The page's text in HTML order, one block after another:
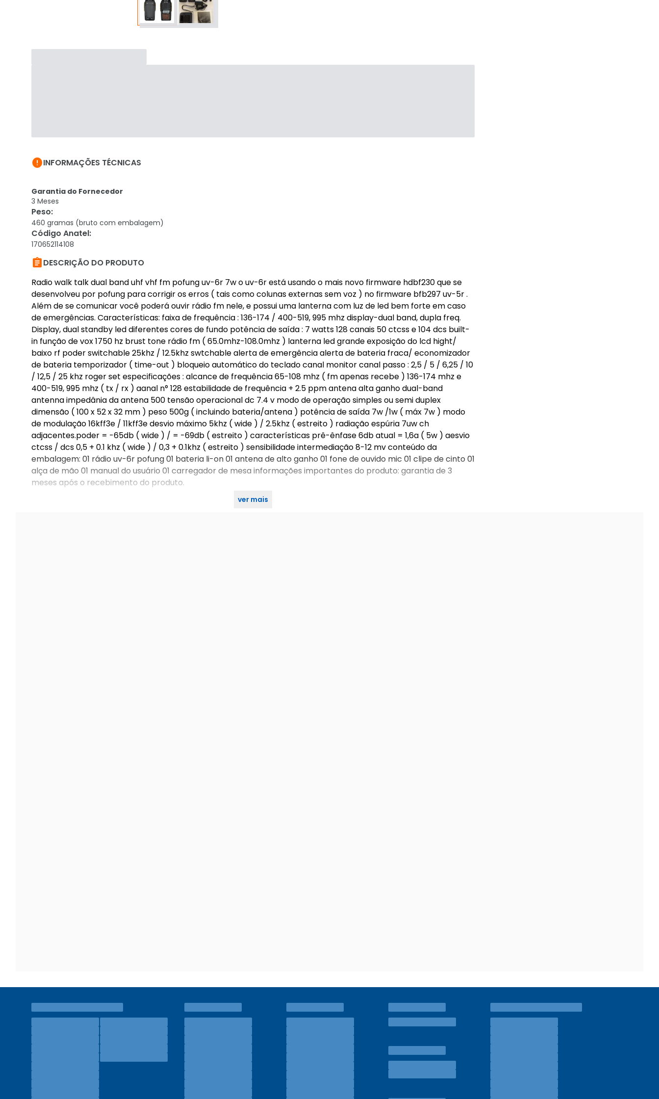
INFORMAÇÕES TÉCNICAS
Garantia do Fornecedor
3 Meses
Peso:
460 gramas (bruto com embalagem)
Código Anatel:
170652114108
DESCRIÇÃO DO PRODUTO
Radio walk talk dual band uhf vhf fm pofung uv-6r 7w o uv-6r está usando o mais novo firmware hdbf230 que se
desenvolveu por pofung para corrigir os erros ( tais como colunas externas sem voz ) no firmware bfb297 uv-5r .
Além de se comunicar você poderá ouvir rádio fm nele, e possui uma lanterna com luz de led bem forte em caso
de emergências. Características: faixa de frequência : 136-174 / 400-519, 995 mhz display-dual band, dupla freq.
Display, dual standby led diferentes cores de fundo potência de saída : 7 watts 128 canais 50 ctcss e 104 dcs built-
in função de vox 1750 hz brust tone rádio fm ( 65.0mhz-108.0mhz ) lanterna led grande exposição do lcd hight/
baixo rf poder switchable 25khz / 12.5khz swtchable alerta de emergência alerta de bateria fraca/ economizador
de bateria temporizador ( time-out ) bloqueio automático do teclado canal monitor canal passo : 2,5 / 5 / 6,25 / 10
/ 12,5 / 25 khz roger set especificações : alcance de frequência 65-108 mhz ( fm apenas recebe ) 136-174 mhz e
400-519, 995 mhz ( tx / rx ) aanal n° 128 estabilidade de frequência + 2.5 ppm antena alta ganho dual-band
antenna impedânia da antena 500 tensão operacional dc 7.4 v modo de operação simples ou semi duplex
dimensão ( 100 x 52 x 32 mm ) peso 500g ( incluindo bateria/antena ) potência de saída 7w /1w ( máx 7w ) modo
de modulação 16kff3e / 11kff3e desvio máximo 5khz ( wide ) / 2.5khz ( estreito ) radiação espúria 7uw ch
adjacentes.poder = -65db ( wide ) / = -69db ( estreito ) características prê-ênfase 6db atual = 1,6a ( 5w ) aesvio
ctcss / dcs 0,5 + 0.1 khz ( wide ) / 0,3 + 0.1khz ( estreito ) sensibilidade intermediação 8-12 mv conteúdo da
embalagem: 01 rádio uv-6r pofung 01 bateria li-on 01 antena de alto ganho 01 fone de ouvido mic 01 clipe de cinto 01
alça de mão 01 manual do usuário 01 carregador de mesa informações importantes do produto: garantia de 3
meses após o recebimento do produto.
ver mais